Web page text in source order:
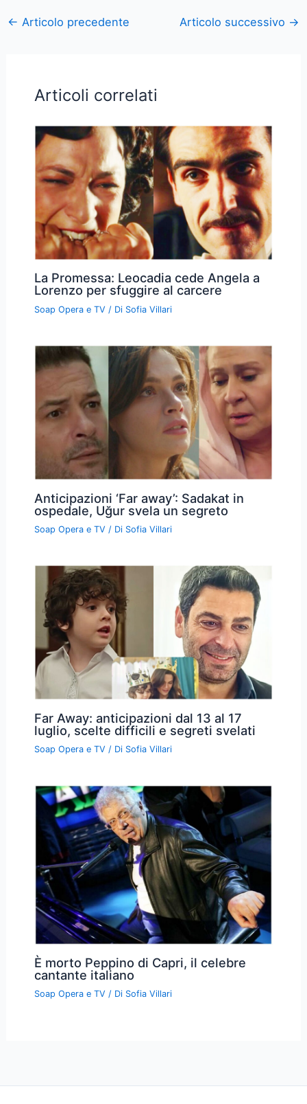
← Articolo precedente Articolo successivo →
Articoli correlati
La Promessa: Leocadia cede Angela a
Lorenzo per sfuggire al carcere
Soap Opera e TV / Di Sofia Villari
Anticipazioni ‘Far away’: Sadakat in
ospedale, Uğur svela un segreto
Soap Opera e TV / Di Sofia Villari
Far Away: anticipazioni dal 13 al 17
luglio, scelte difficili e segreti svelati
Soap Opera e TV / Di Sofia Villari
È morto Peppino di Capri, il celebre
cantante italiano
Soap Opera e TV / Di Sofia Villari